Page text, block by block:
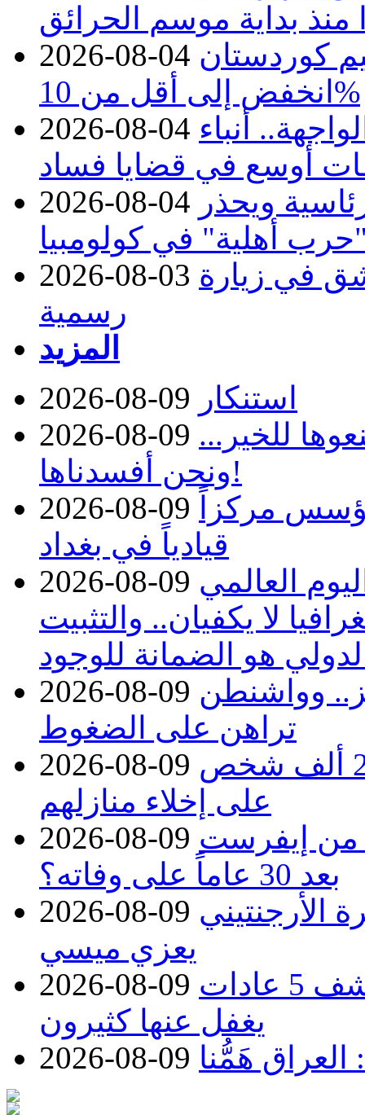
منذ بداية موسم الحرائق
2026-08-04 كوردستان
انخفض إلى أقل من 10%
2026-08-04 أنباء
أوسع في قضايا فساد
2026-08-04 ويحذر
أهلية" في كولومبيا
2026-08-03 في زيارة
رسمية
المزيد
2026-08-09 استنكار
2026-08-09 للخير...
ونحن أفسدناها!
2026-08-09
مركزاً
قيادياً في بغداد
2026-08-09 العالمي
لا يكفيان.. والتثبيت
هو الضمانة للوجود
2026-08-09 هرمز.. وواشنطن
تراهن على الضغوط
2026-08-09 غرب كندا.. حرائق الغابات تجبر 20 ألف شخص
على إخلاء منازلهم
2026-08-09 من إيفرست
بعد 30 عاماً على وفاته؟
2026-08-09 الأرجنتيني
يعزي ميسي
2026-08-09 تريد إطالة عمرك؟.. طبيبة تكشف 5 عادات
يغفل عنها كثيرون
2026-08-09 هَمُّنا